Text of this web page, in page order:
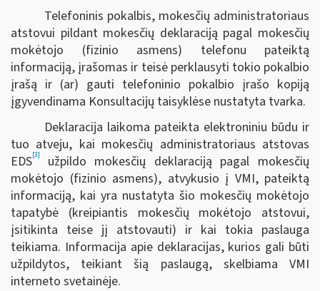
Telefoninis pokalbis, mokesčių administratoriaus
atstovui pildant mokesčių deklaraciją pagal mokesčių
mokėtojo (fizinio asmens) telefonu pateiktą
informaciją, įrašomas ir teisė perklausyti tokio pokalbio
įrašą ir (ar) gauti telefoninio pokalbio įrašo kopiją
įgyvendinama Konsultacijų taisyklėse nustatyta tvarka.
Deklaracija laikoma pateikta elektroniniu būdu ir
tuo atveju, kai mokesčių administratoriaus atstovas
EDS[3]
užpildo mokesčių deklaraciją pagal mokesčių
mokėtojo (fizinio asmens), atvykusio į VMI, pateiktą
informaciją, kai yra nustatyta šio mokesčių mokėtojo
tapatybė (kreipiantis mokesčių mokėtojo atstovui,
įsitikinta teise jį atstovauti) ir kai tokia paslauga
teikiama. Informacija apie deklaracijas, kurios gali būti
užpildytos, teikiant šią paslaugą, skelbiama VMI
interneto svetainėje.